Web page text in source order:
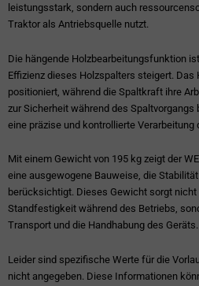
leistungsstark, sondern auch
Traktor als Antriebsquelle nutzt.
Die hängende Holzbearbeitungsfunktion
Effizienz dieses Holzspalters steigert. Das
positioniert, während die Spaltkraft ihre
zur Sicherheit während des
eine präzise und kontrollierte Verarbeitung
Mit einem Gewicht von 195 kg zeigt der
eine ausgewogene Bauweise, die
berücksichtigt. Dieses Gewicht sorgt
Standfestigkeit während des Betriebs,
Transport und die Handhabung des Geräts.
Leider sind spezifische Werte für die
nicht angegeben. Diese Informationen